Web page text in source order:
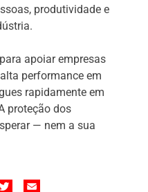
produtividade e
apoiar empresas
performance em
rapidamente em
proteção dos
— nem a sua
TWITTER